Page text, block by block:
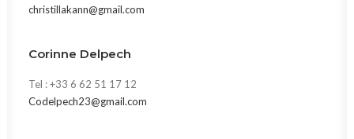
christillakann@gmail.com
Corinne Delpech
Tel : +33 6 62 51 17 12
Codelpech23@gmail.com